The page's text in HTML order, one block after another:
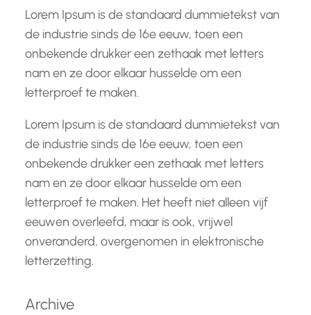
Lorem Ipsum is de standaard dummietekst van
de industrie sinds de 16e eeuw, toen een
onbekende drukker een zethaak met letters
nam en ze door elkaar husselde om een
letterproef te maken.
Lorem Ipsum is de standaard dummietekst van
de industrie sinds de 16e eeuw, toen een
onbekende drukker een zethaak met letters
nam en ze door elkaar husselde om een
letterproef te maken. Het heeft niet alleen vijf
eeuwen overleefd, maar is ook, vrijwel
onveranderd, overgenomen in elektronische
letterzetting.
Archive